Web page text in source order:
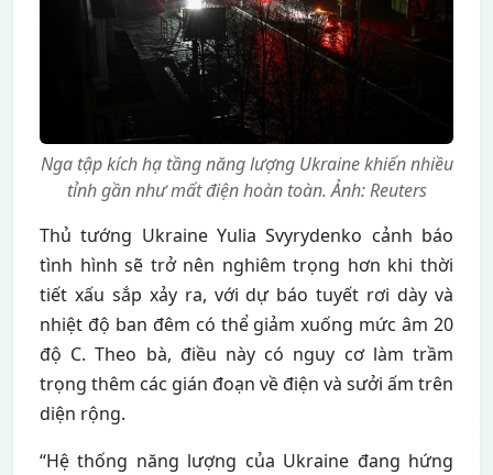
Nga tập kích hạ tầng năng lượng Ukraine khiến nhiều
tỉnh gần như mất điện hoàn toàn. Ảnh: Reuters
Thủ tướng Ukraine Yulia Svyrydenko cảnh báo
tình hình sẽ trở nên nghiêm trọng hơn khi thời
tiết xấu sắp xảy ra, với dự báo tuyết rơi dày và
nhiệt độ ban đêm có thể giảm xuống mức âm 20
độ C. Theo bà, điều này có nguy cơ làm trầm
trọng thêm các gián đoạn về điện và sưởi ấm trên
diện rộng.
“Hệ thống năng lượng của Ukraine đang hứng